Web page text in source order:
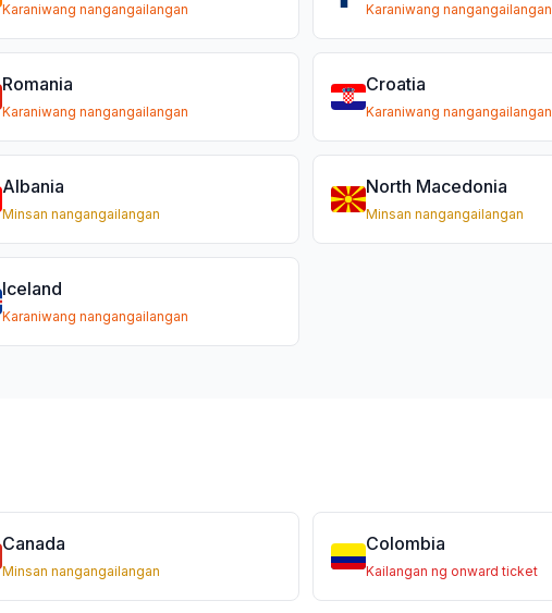
Karaniwang nangangailangan Karaniwang nangangailangan
Romania
Karaniwang nangangailangan
Croatia
Karaniwang nangangailangan
Albania
Minsan nangangailangan
North Macedonia
Minsan nangangailangan
Iceland
Karaniwang nangangailangan
Canada
Minsan nangangailangan
Colombia
Kailangan ng onward ticket